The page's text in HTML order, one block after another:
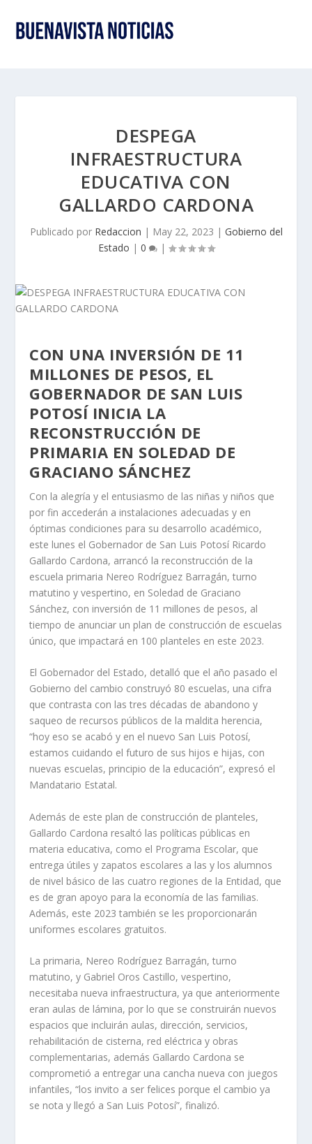
DESPEGA
INFRAESTRUCTURA
EDUCATIVA CON
GALLARDO CARDONA
Publicado por Redaccion | May 22, 2023 | Gobierno del
Estado | 0 |
CON UNA INVERSIÓN DE 11
MILLONES DE PESOS, EL
GOBERNADOR DE SAN LUIS
POTOSÍ INICIA LA
RECONSTRUCCIÓN DE
PRIMARIA EN SOLEDAD DE
GRACIANO SÁNCHEZ
Con la alegría y el entusiasmo de las niñas y niños que
por fin accederán a instalaciones adecuadas y en
óptimas condiciones para su desarrollo académico,
este lunes el Gobernador de San Luis Potosí Ricardo
Gallardo Cardona, arrancó la reconstrucción de la
escuela primaria Nereo Rodríguez Barragán, turno
matutino y vespertino, en Soledad de Graciano
Sánchez, con inversión de 11 millones de pesos, al
tiempo de anunciar un plan de construcción de escuelas
único, que impactará en 100 planteles en este 2023.
El Gobernador del Estado, detalló que el año pasado el
Gobierno del cambio construyó 80 escuelas, una cifra
que contrasta con las tres décadas de abandono y
saqueo de recursos públicos de la maldita herencia,
“hoy eso se acabó y en el nuevo San Luis Potosí,
estamos cuidando el futuro de sus hijos e hijas, con
nuevas escuelas, principio de la educación”, expresó el
Mandatario Estatal.
Además de este plan de construcción de planteles,
Gallardo Cardona resaltó las políticas públicas en
materia educativa, como el Programa Escolar, que
entrega útiles y zapatos escolares a las y los alumnos
de nivel básico de las cuatro regiones de la Entidad, que
es de gran apoyo para la economía de las familias.
Además, este 2023 también se les proporcionarán
uniformes escolares gratuitos.
La primaria, Nereo Rodríguez Barragán, turno
matutino, y Gabriel Oros Castillo, vespertino,
necesitaba nueva infraestructura, ya que anteriormente
eran aulas de lámina, por lo que se construirán nuevos
espacios que incluirán aulas, dirección, servicios,
rehabilitación de cisterna, red eléctrica y obras
complementarias, además Gallardo Cardona se
comprometió a entregar una cancha nueva con juegos
infantiles, “los invito a ser felices porque el cambio ya
se nota y llegó a San Luis Potosí”, finalizó.